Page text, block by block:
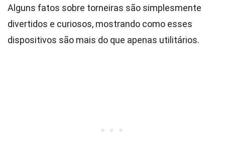
Alguns fatos sobre torneiras são simplesmente
divertidos e curiosos, mostrando como esses
dispositivos são mais do que apenas utilitários.